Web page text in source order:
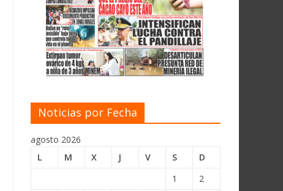
Noticias por Fecha
agosto 2026
L
M X J V S
D
1
2